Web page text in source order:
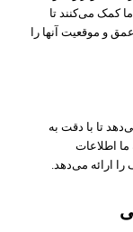
ما کمک می‌کنند تا
و موقعیت آنها را
تا با دقت به
ما اطلاعات
ارائه می‌دهد.